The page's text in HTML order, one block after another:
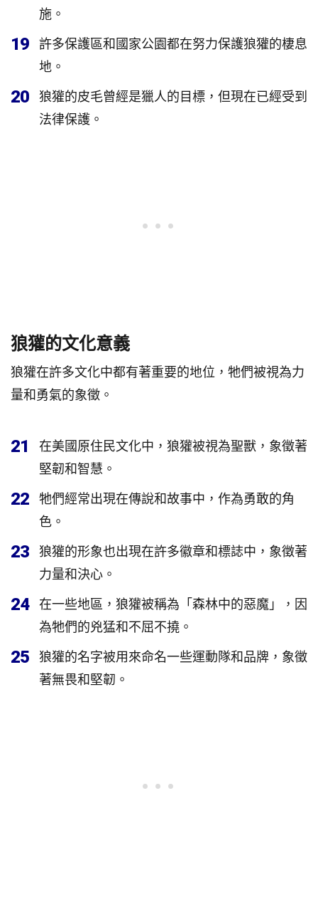
施。
19
許多保護區和國家公園都在努力保護狼獾的棲息
地。
20
狼獾的皮毛曾經是獵人的目標，但現在已經受到
法律保護。
狼獾的文化意義
狼獾在許多文化中都有著重要的地位，牠們被視為力
量和勇氣的象徵。
21
在美國原住民文化中，狼獾被視為聖獸，象徵著
堅韌和智慧。
22
牠們經常出現在傳說和故事中，作為勇敢的角
色。
23
狼獾的形象也出現在許多徽章和標誌中，象徵著
力量和決心。
24
在一些地區，狼獾被稱為「森林中的惡魔」，因
為牠們的兇猛和不屈不撓。
25
狼獾的名字被用來命名一些運動隊和品牌，象徵
著無畏和堅韌。